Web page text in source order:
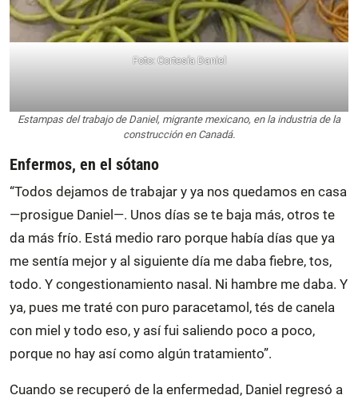
Foto: Cortesía Daniel
Estampas del trabajo de Daniel, migrante mexicano, en la industria de la
construcción en Canadá.
Enfermos, en el sótano
“Todos dejamos de trabajar y ya nos quedamos en casa
—prosigue Daniel—. Unos días se te baja más, otros te
da más frío. Está medio raro porque había días que ya
me sentía mejor y al siguiente día me daba fiebre, tos,
todo. Y congestionamiento nasal. Ni hambre me daba. Y
ya, pues me traté con puro paracetamol, tés de canela
con miel y todo eso, y así fui saliendo poco a poco,
porque no hay así como algún tratamiento”.
Cuando se recuperó de la enfermedad, Daniel regresó a